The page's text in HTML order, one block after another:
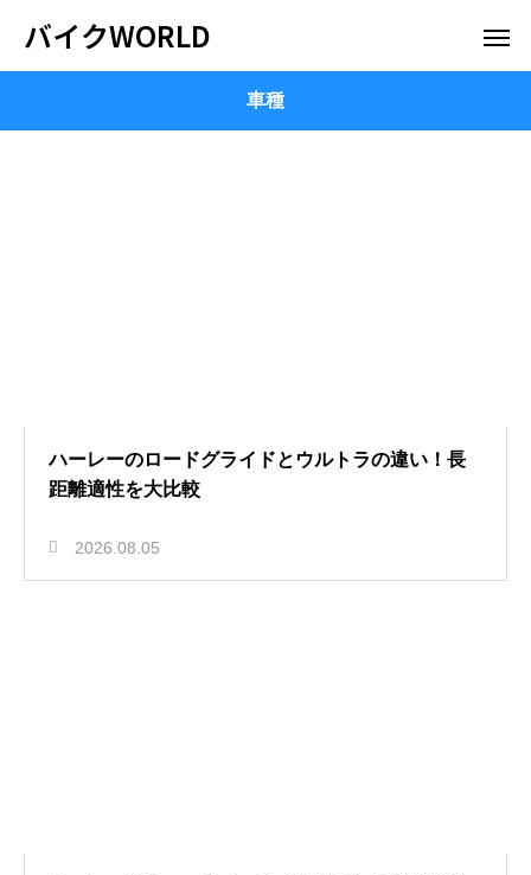
バイクWORLD
車種
ハーレーのロードグライドとウルトラの違い！長
距離適性を大比較
2026.08.05